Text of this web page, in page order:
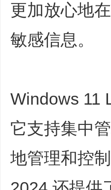
更加放心地
敏感信息。
Windows 11
它支持集中
地管理和控